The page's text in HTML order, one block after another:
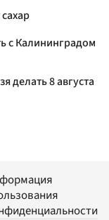
с Калининградом
делать 8 августа